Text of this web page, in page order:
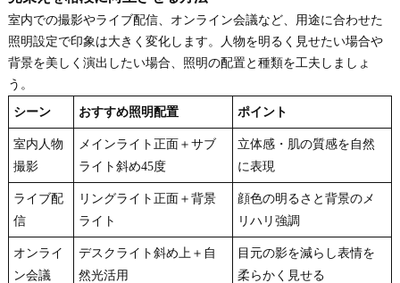
室内での撮影やライブ配信、オンライン会議など、用途に合わせた
照明設定で印象は大きく変化します。人物を明るく見せたい場合や
背景を美しく演出したい場合、照明の配置と種類を工夫しましょ
う。
シーン おすすめ照明配置 ポイント
室内人物
撮影
メインライト正面＋サブ
ライト斜め45度
立体感・肌の質感を自然
に表現
ライブ配
信
リングライト正面＋背景
ライト
顔色の明るさと背景のメ
リハリ強調
オンライ
ン会議
デスクライト斜め上＋自
然光活用
目元の影を減らし表情を
柔らかく見せる